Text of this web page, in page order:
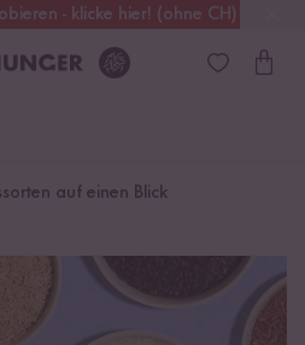
- klicke hier! (ohne CH)
Alle Zölle & Steuern inklusive
auf einen Blick